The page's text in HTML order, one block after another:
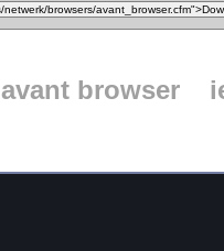
avant browser